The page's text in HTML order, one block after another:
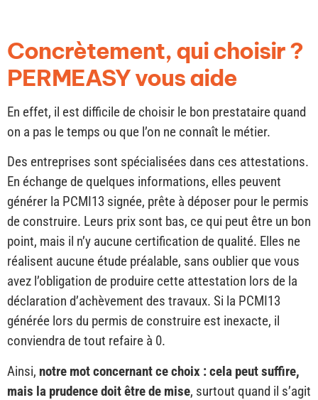
Concrètement, qui choisir ?
PERMEASY vous aide
En effet, il est difficile de choisir le bon prestataire quand
on a pas le temps ou que l’on ne connaît le métier.
Des entreprises sont spécialisées dans ces attestations.
En échange de quelques informations, elles peuvent
générer la PCMI13 signée, prête à déposer pour le permis
de construire. Leurs prix sont bas, ce qui peut être un bon
point, mais il n’y aucune certification de qualité. Elles ne
réalisent aucune étude préalable, sans oublier que vous
avez l’obligation de produire cette attestation lors de la
déclaration d’achèvement des travaux. Si la PCMI13
générée lors du permis de construire est inexacte, il
conviendra de tout refaire à 0.
Ainsi, notre mot concernant ce choix : cela peut suffire,
mais la prudence doit être de mise, surtout quand il s’agit